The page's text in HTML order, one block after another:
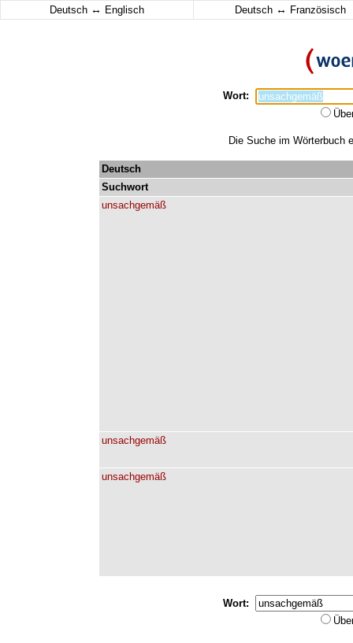
Deutsch ↔ Englisch Deutsch ↔ Französisch
Wort:
Die Suche im Wörterbuch
Deutsch
Suchwort
unsachgemäß
unsachgemäß
unsachgemäß
Wort: